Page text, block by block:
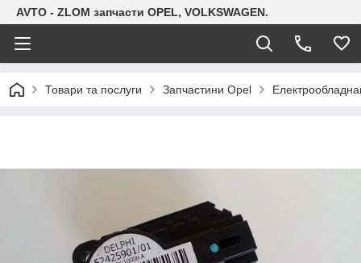
AVTO - ZLOM запчасти OPEL, VOLKSWAGEN.
Товари та послуги Запчастини Opel